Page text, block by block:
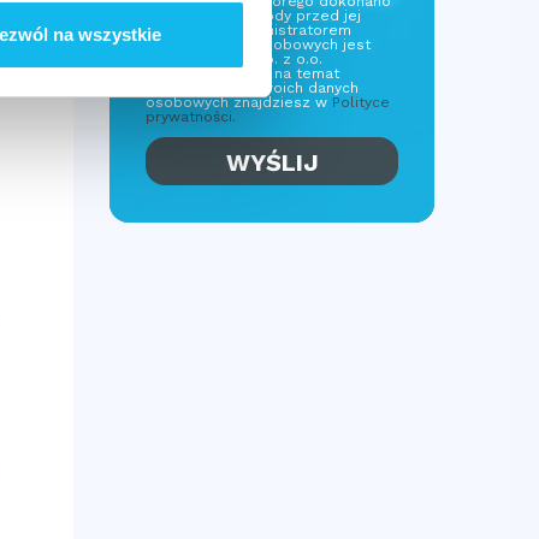
na wszystkie
na podstawie zgody przed jej
cofnięciem Administratorem
Twoich danych osobowych jest
Nobo Partners Sp. z o.o.
Więcej informacji na temat
przetwarzania Twoich danych
osobowych znajdziesz w Polityce
prywatności.